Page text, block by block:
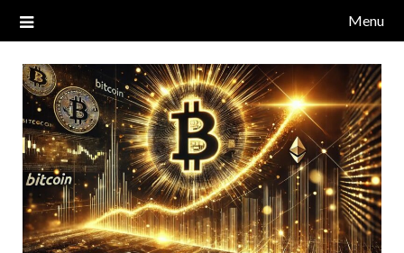
NDT CAPITAL | BLOG TIỀN
ĐIỆN TỬ CRYPTO
Blog về thị trường crypto, tiền điện tử, tiền mã hoá, công nghệ
blockchain.
Menu